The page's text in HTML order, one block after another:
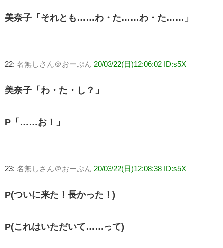
美奈子「それとも……わ・た……わ・た……」
22: 名無しさん＠おーぷん 20/03/22(日)12:06:02 ID:s5X
美奈子「わ・た・し？」
P「……お！」
23: 名無しさん＠おーぷん 20/03/22(日)12:08:38 ID:s5X
P(ついに来た！長かった！)
P(これはいただいて……って)